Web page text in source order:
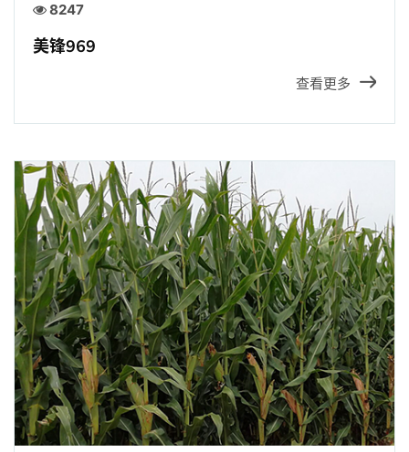
8247
美锋969
查看更多